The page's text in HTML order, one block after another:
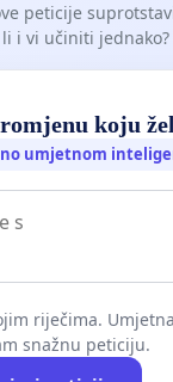
peticije
li i vi učiniti jednako?
koju
umjetnom
riječima.
snažnu peticiju.